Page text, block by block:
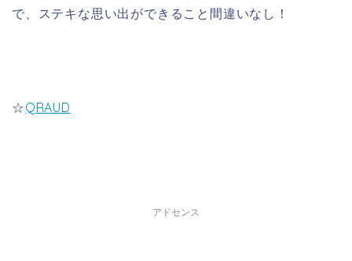
で、ステキな思い出ができること間違いなし！
☆QRAUD
アドセンス